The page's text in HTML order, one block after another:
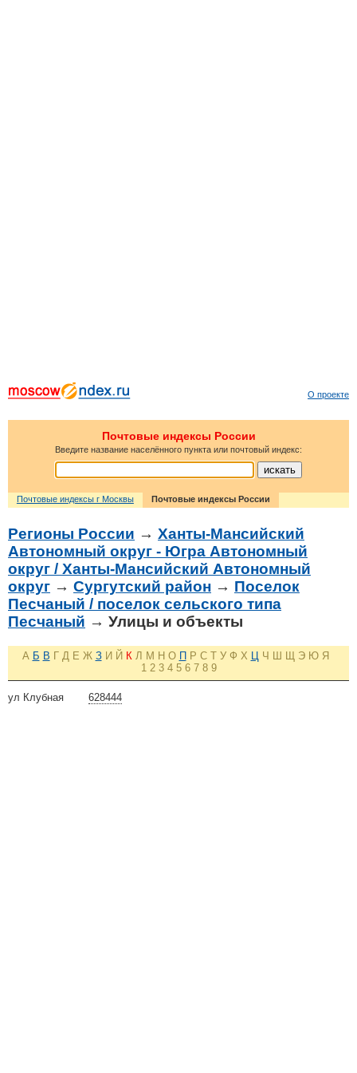
О проекте
Почтовые индексы России
Введите название населённого пункта или почтовый индекс:
Почтовые индексы г Москвы Почтовые индексы России
Регионы России → Ханты-Мансийский
Автономный округ - Югра Автономный
округ / Ханты-Мансийский Автономный
округ → Сургутский район → Поселок
Песчаный / поселок сельского типа
Песчаный → Улицы и объекты
А Б В Г Д Е Ж З И Й К Л М Н О П Р С Т У Ф Х Ц Ч Ш Щ Э Ю Я
1 2 3 4 5 6 7 8 9
628444
ул Клубная